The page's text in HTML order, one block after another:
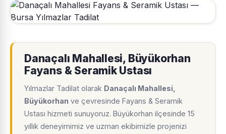
Danaçalı Mahallesi, Büyükorhan
Fayans & Seramik Ustası
Yılmazlar Tadilat olarak Danaçalı Mahallesi,
Büyükorhan ve çevresinde Fayans & Seramik
Ustası hizmeti sunuyoruz. Büyükorhan ilçesinde 15
yıllık deneyimimiz ve uzman ekibimizle projenizi